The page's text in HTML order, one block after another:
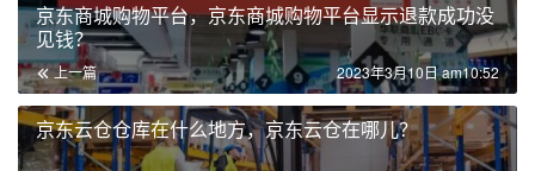
京东商城购物平台，京东商城购物平台显示退款成功没
见钱？
上一篇 2023年3月10日 am10:52
京东云仓仓库在什么地方，京东云仓在哪儿？